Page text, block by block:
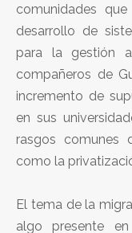
comunidades
desarrollo de
para la gestión
compañeros de
incremento de
en sus
rasgos comunes
como la
El tema de la
algo presente